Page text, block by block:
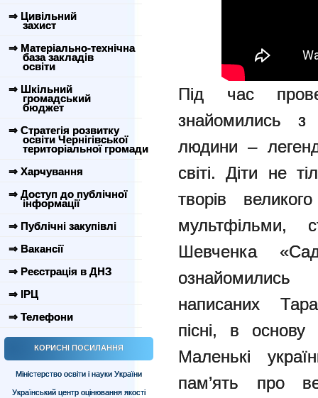
⇒ Цивільний
захист
⇒ Матеріально-технічна
база закладів
освіти
⇒ Шкільний
громадський
бюджет
⇒ Стратегія розвитку
освіти Чернігівської
територіальної громади
⇒ Харчування
⇒ Доступ до публічної
інформації
⇒ Публічні закупівлі
⇒ Вакансії
⇒ Реєстрація в ДНЗ
⇒ ІРЦ
⇒ Телефони
КОРИСНІ ПОСИЛАННЯ
Міністерство освіти і науки України
Український центр оцінювання якості
Під час
знайомились
людини –
світі. Діти не
творів
мультфільми,
Шевченка
написаних
пісні, в
Маленькі
пам’ять про